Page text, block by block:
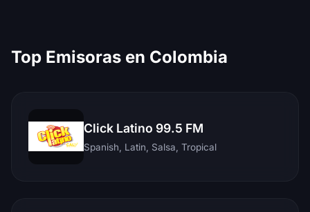
Top Emisoras en Colombia
Click Latino 99.5 FM
Spanish, Latin, Salsa, Tropical